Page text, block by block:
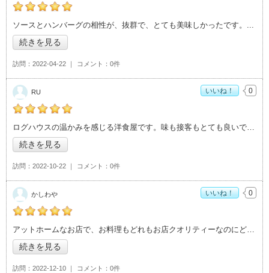
なーちゃんの「Maru（レストラン マル）>」おすすめ度：
ソースとハンバーグの相性が、抜群で、とても美味しかったです。
続きを見る
訪問 2022-04-22 コメント 0件
RUの「Maru（レストラン マル）>」おすすめ度：5 ログハウスの温かみを感じる洋食屋です。味も接客もとても良いです。
続きを見る
訪問 2022-10-22 コメント 0件
RU いいね！ 0
かしわやの「Maru（レストラン マル）>」おすすめ度：5 アットホームなお店で、お料理もどれもお店クオリティーなのにどこか家庭的な味も感じ
続きを見る
訪問 2022-12-10 コメント 0件
かしわや いいね！ 0